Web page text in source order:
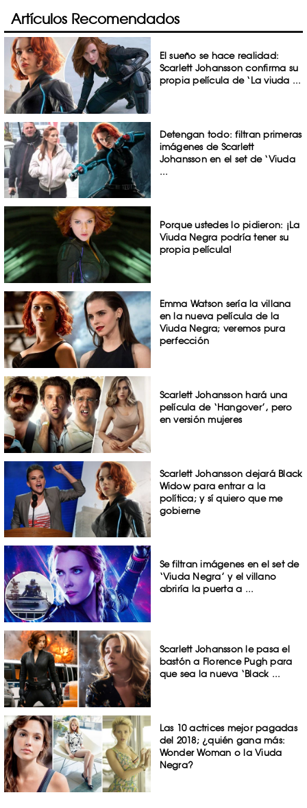
Artículos Recomendados
El sueño se hace realidad:
Scarlett Johansson confirma su
propia película de ‘La viuda ...
Detengan todo: filtran primeras
imágenes de Scarlett
Johansson en el set de ‘Viuda
...
Porque ustedes lo pidieron: ¡La
Viuda Negra podría tener su
propia película!
Emma Watson sería la villana
en la nueva película de la
Viuda Negra; veremos pura
perfección
Scarlett Johansson hará una
película de ‘Hangover’, pero
en versión mujeres
Scarlett Johansson dejará Black
Widow para entrar a la
política; y sí quiero que me
gobierne
Se filtran imágenes en el set de
‘Viuda Negra’ y el villano
abriría la puerta a ...
Scarlett Johansson le pasa el
bastón a Florence Pugh para
que sea la nueva ‘Black ...
Las 10 actrices mejor pagadas
del 2018; ¿quién gana más:
Wonder Woman o la Viuda
Negra?